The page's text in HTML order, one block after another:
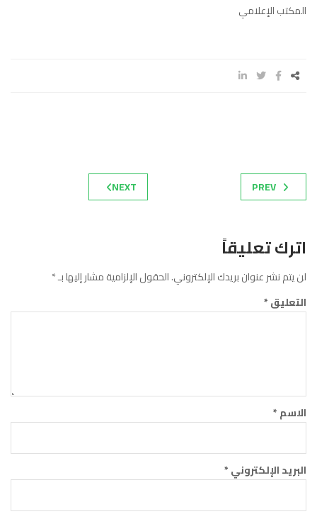
المكتب الإعلامي
PREV
NEXT
اترك تعليقاً
لن يتم نشر عنوان بريدك الإلكتروني.الحقول الإلزامية مشار إليها بـ*
التعليق*
الاسم*
البريد الإلكتروني*